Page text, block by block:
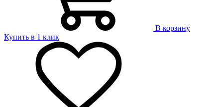
В корзину
Купить в 1 клик